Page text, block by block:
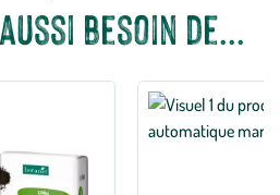
besoin de...